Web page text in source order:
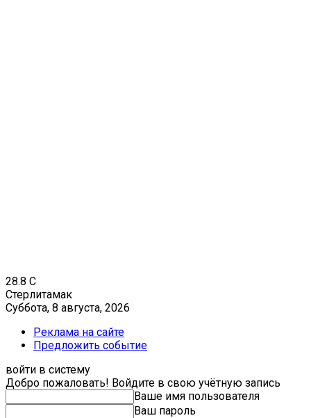
28.8 C
Стерлитамак
Суббота, 8 августа, 2026
Реклама на сайте
Предложить событие
войти в систему
Добро пожаловать! Войдите в свою учётную запись
Ваше имя пользователя
Ваш пароль